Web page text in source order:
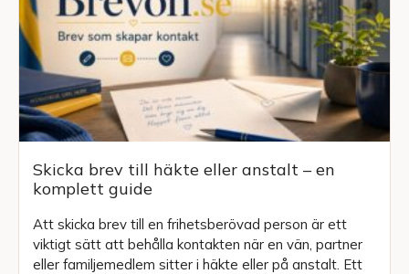
Skicka brev till häkte eller anstalt – en
komplett guide
Att skicka brev till en frihetsberövad person är ett
viktigt sätt att behålla kontakten när en vän, partner
eller familjemedlem sitter i häkte eller på anstalt. Ett